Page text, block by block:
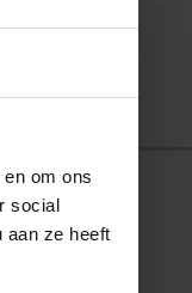
om ons
social
aan ze heeft